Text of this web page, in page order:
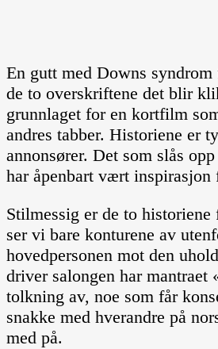
En gutt med Downs
de to overskriftene det blir
grunnlaget for en kortfilm
andres tabber. Historiene er
annonsører. Det som slås
har åpenbart vært inspirasjon
Stilmessig er de to
ser vi bare konturene av
hovedpersonen mot den
driver salongen har
tolkning av, noe som får
snakke med hverandre på
med på.